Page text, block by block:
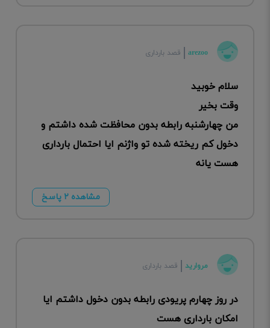
arezoo قصد بارداری
سلام خوبید
وقت بخیر
من چهارشنبه رابطه بدون محافظت شده داشتم و
دخول کم ریخته شده تو واژنم ایا احتمال بارداری
هست یانه
مشاهده ۲ پاسخ
مروارید قصد بارداری
در روز چهارم پریودی رابطه بدون دخول داشتم ایا
امکان بارداری هست